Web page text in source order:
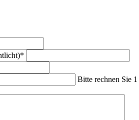
*
Bitte rechnen Sie 1